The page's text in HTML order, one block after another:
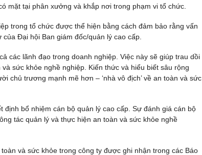
mặt tại phân xưởng và khắp nơi trong phạm vi tổ chức.
trong tổ chức được thể hiện bằng cách đảm bảo rằng vấn
Đại hội Ban giám đốc/quản lý cao cấp.
các lãnh đạo trong doanh nghiệp. Việc này sẽ giúp trau dồi
sức khỏe nghề nghiệp. Kiến thức và hiểu biết sâu rộng
chủ trương mạnh mẽ hơn – ‘nhà vô địch’ về an toàn và sức
bổ nhiệm cán bộ quản lý cao cấp. Sự đánh giá cán bộ
tác quản lý và thực hiện an toàn và sức khỏe nghề
và sức khỏe trong công ty được ghi nhận trong các Báo